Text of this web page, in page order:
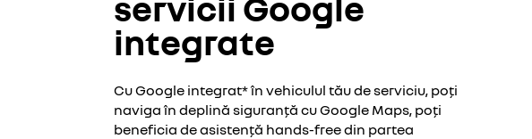
integrate
Cu Google integrat* în vehiculul tău de serviciu, poți
naviga în deplină siguranță cu Google Maps, poți
beneficia de asistență hands-free din partea